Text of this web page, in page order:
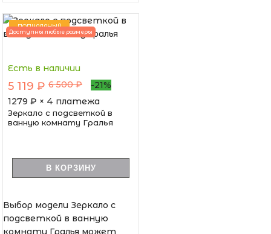
ПОПУЛЯРНЫЙ
Доступны любые размеры
Есть в наличии
5 119 ₽ 6 500 ₽
-21%
1279 ₽ × 4 платежа
Зеркало с подсветкой в
ванную комнату Гралья
В КОРЗИНУ
Выбор модели Зеркало с
подсветкой в ванную
комнату Гралья может